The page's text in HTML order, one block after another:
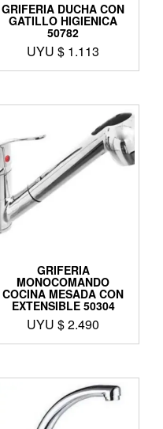
GRIFERIA DUCHA CON
GATILLO HIGIENICA
50782
UYU $ 1.113
GRIFERIA
MONOCOMANDO
COCINA MESADA CON
EXTENSIBLE 50304
UYU $2.490